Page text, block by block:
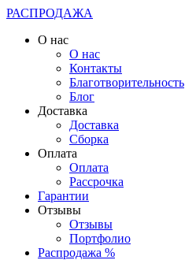
РАСПРОДАЖА
О нас
О нас
Контакты
Благотворительность
Блог
Доставка
Доставка
Сборка
Оплата
Оплата
Рассрочка
Гарантии
Отзывы
Отзывы
Портфолио
Распродажа %